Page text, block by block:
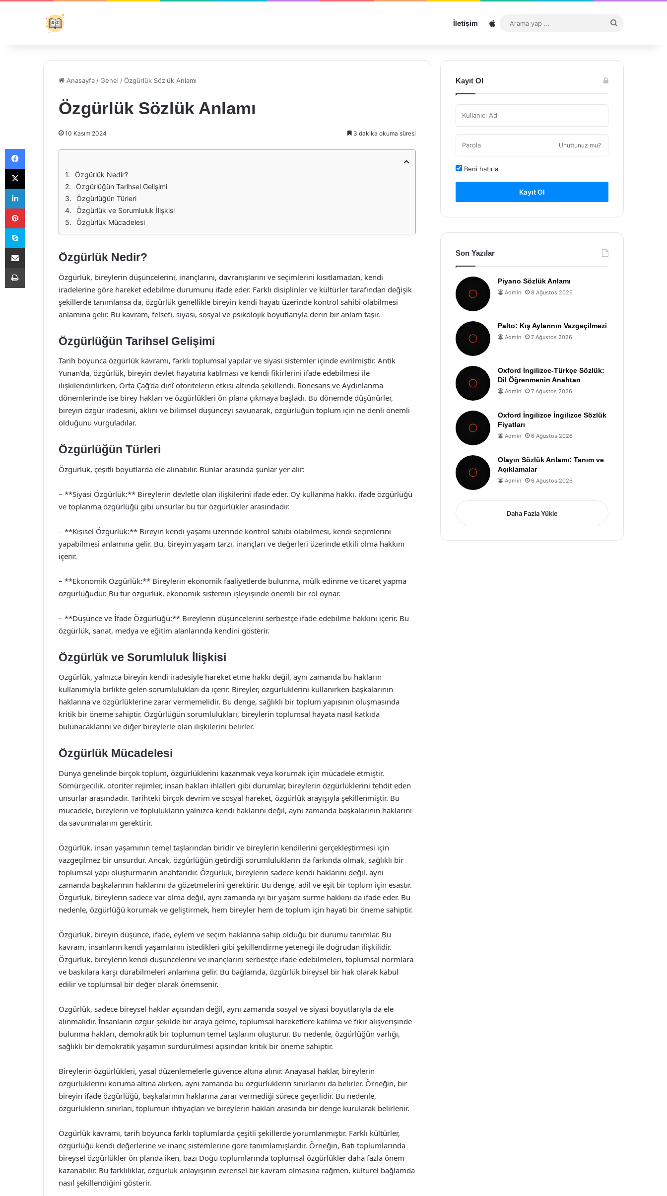
İletişim Sitemap
...
Anasayfa /Genel /Özgürlük Sözlük Anlamı
Özgürlük Sözlük Anlamı
10 Kasım 2024 3 dakika okuma süresi
Özgürlük Nedir?
Özgürlüğün Tarihsel Gelişimi
Özgürlüğün Türleri
Özgürlük ve Sorumluluk İlişkisi
Özgürlük Mücadelesi
Özgürlük Nedir?
Özgürlük, bireylerin düşüncelerini, inançlarını, davranışlarını ve seçimlerini kısıtlamadan, kendi
iradelerine göre hareket edebilme durumunu ifade eder. Farklı disiplinler ve kültürler tarafından değişik
şekillerde tanımlansa da, özgürlük genellikle bireyin kendi hayatı üzerinde kontrol sahibi olabilmesi
anlamına gelir. Bu kavram, felsefi, siyasi, sosyal ve psikolojik boyutlarıyla derin bir anlam taşır.
Özgürlüğün Tarihsel Gelişimi
Tarih boyunca özgürlük kavramı, farklı toplumsal yapılar ve siyasi sistemler içinde evrilmiştir. Antik
Yunan’da, özgürlük, bireyin devlet hayatına katılması ve kendi fikirlerini ifade edebilmesi ile
ilişkilendirilirken, Orta Çağ’da dinî otoritelerin etkisi altında şekillendi. Rönesans ve Aydınlanma
dönemlerinde ise birey hakları ve özgürlükleri ön plana çıkmaya başladı. Bu dönemde düşünürler,
bireyin özgür iradesini, aklını ve bilimsel düşünceyi savunarak, özgürlüğün toplum için ne denli önemli
olduğunu vurguladılar.
Özgürlüğün Türleri
Özgürlük, çeşitli boyutlarda ele alınabilir. Bunlar arasında şunlar yer alır:
– **Siyasi Özgürlük:** Bireylerin devletle olan ilişkilerini ifade eder. Oy kullanma hakkı, ifade özgürlüğü
ve toplanma özgürlüğü gibi unsurlar bu tür özgürlükler arasındadır.
– **Kişisel Özgürlük:** Bireyin kendi yaşamı üzerinde kontrol sahibi olabilmesi, kendi seçimlerini
yapabilmesi anlamına gelir. Bu, bireyin yaşam tarzı, inançları ve değerleri üzerinde etkili olma hakkını
içerir.
– **Ekonomik Özgürlük:** Bireylerin ekonomik faaliyetlerde bulunma, mülk edinme ve ticaret yapma
özgürlüğüdür. Bu tür özgürlük, ekonomik sistemin işleyişinde önemli bir rol oynar.
– **Düşünce ve İfade Özgürlüğü:** Bireylerin düşüncelerini serbestçe ifade edebilme hakkını içerir. Bu
özgürlük, sanat, medya ve eğitim alanlarında kendini gösterir.
Özgürlük ve Sorumluluk İlişkisi
Özgürlük, yalnızca bireyin kendi iradesiyle hareket etme hakkı değil, aynı zamanda bu hakların
kullanımıyla birlikte gelen sorumlulukları da içerir. Bireyler, özgürlüklerini kullanırken başkalarının
haklarına ve özgürlüklerine zarar vermemelidir. Bu denge, sağlıklı bir toplum yapısının oluşmasında
kritik bir öneme sahiptir. Özgürlüğün sorumlulukları, bireylerin toplumsal hayata nasıl katkıda
bulunacaklarını ve diğer bireylerle olan ilişkilerini belirler.
Özgürlük Mücadelesi
Dünya genelinde birçok toplum, özgürlüklerini kazanmak veya korumak için mücadele etmiştir.
Sömürgecilik, otoriter rejimler, insan hakları ihlalleri gibi durumlar, bireylerin özgürlüklerini tehdit eden
unsurlar arasındadır. Tarihteki birçok devrim ve sosyal hareket, özgürlük arayışıyla şekillenmiştir. Bu
mücadele, bireylerin ve toplulukların yalnızca kendi haklarını değil, aynı zamanda başkalarının haklarını
da savunmalarını gerektirir.
Özgürlük, insan yaşamının temel taşlarından biridir ve bireylerin kendilerini gerçekleştirmesi için
vazgeçilmez bir unsurdur. Ancak, özgürlüğün getirdiği sorumlulukların da farkında olmak, sağlıklı bir
toplumsal yapı oluşturmanın anahtarıdır. Özgürlük, bireylerin sadece kendi haklarını değil, aynı
zamanda başkalarının haklarını da gözetmelerini gerektirir. Bu denge, adil ve eşit bir toplum için esastır.
Özgürlük, bireylerin sadece var olma değil, aynı zamanda iyi bir yaşam sürme hakkını da ifade eder. Bu
nedenle, özgürlüğü korumak ve geliştirmek, hem bireyler hem de toplum için hayati bir öneme sahiptir.
Özgürlük, bireyin düşünce, ifade, eylem ve seçim haklarına sahip olduğu bir durumu tanımlar. Bu
kavram, insanların kendi yaşamlarını istedikleri gibi şekillendirme yeteneği ile doğrudan ilişkilidir.
Özgürlük, bireylerin kendi düşüncelerini ve inançlarını serbestçe ifade edebilmeleri, toplumsal normlara
ve baskılara karşı durabilmeleri anlamına gelir. Bu bağlamda, özgürlük bireysel bir hak olarak kabul
edilir ve toplumsal bir değer olarak önemsenir.
Özgürlük, sadece bireysel haklar açısından değil, aynı zamanda sosyal ve siyasi boyutlarıyla da ele
alınmalıdır. İnsanların özgür şekilde bir araya gelme, toplumsal hareketlere katılma ve fikir alışverişinde
bulunma hakları, demokratik bir toplumun temel taşlarını oluşturur. Bu nedenle, özgürlüğün varlığı,
sağlıklı bir demokratik yaşamın sürdürülmesi açısından kritik bir öneme sahiptir.
Bireylerin özgürlükleri, yasal düzenlemelerle güvence altına alınır. Anayasal haklar, bireylerin
özgürlüklerini koruma altına alırken, aynı zamanda bu özgürlüklerin sınırlarını da belirler. Örneğin, bir
bireyin ifade özgürlüğü, başkalarının haklarına zarar vermediği sürece geçerlidir. Bu nedenle,
özgürlüklerin sınırları, toplumun ihtiyaçları ve bireylerin hakları arasında bir denge kurularak belirlenir.
Özgürlük kavramı, tarih boyunca farklı toplumlarda çeşitli şekillerde yorumlanmıştır. Farklı kültürler,
özgürlüğü kendi değerlerine ve inanç sistemlerine göre tanımlamışlardır. Örneğin, Batı toplumlarında
bireysel özgürlükler ön planda iken, bazı Doğu toplumlarında toplumsal özgürlükler daha fazla önem
kazanabilir. Bu farklılıklar, özgürlük anlayışının evrensel bir kavram olmasına rağmen, kültürel bağlamda
nasıl şekillendiğini gösterir.
Kayıt Ol
Unuttunuz mu?
Beni hatırla
Kayıt Ol
Son Yazılar
Piyano Sözlük Anlamı
Admin 8 Ağustos 2026
Palto: Kış Aylarının Vazgeçilmezi
Admin 7 Ağustos 2026
Oxford İngilizce-Türkçe Sözlük:
Dil Öğrenmenin Anahtarı
Admin 7 Ağustos 2026
Oxford İngilizce İngilizce Sözlük
Fiyatları
Admin 6 Ağustos 2026
Olayın Sözlük Anlamı: Tanım ve
Açıklamalar
Admin 6 Ağustos 2026
Daha Fazla Yükle
Facebook
X
LinkedIn
Pinterest
Skype
E-Posta ile paylaş